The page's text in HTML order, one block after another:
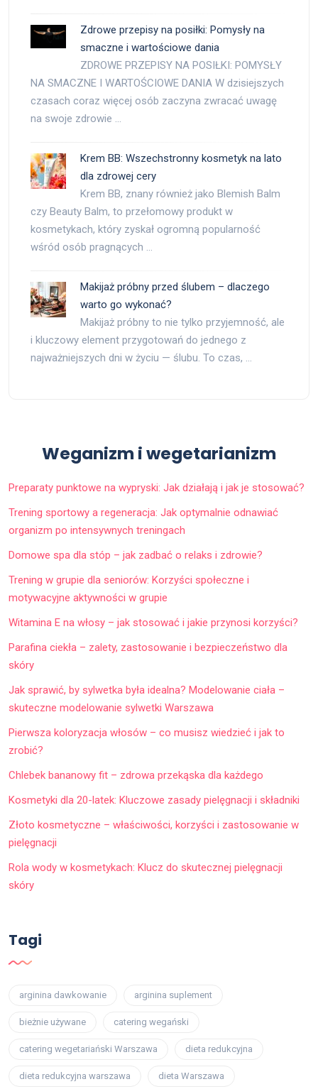
Zdrowe przepisy na posiłki: Pomysły na
smaczne i wartościowe dania
ZDROWE PRZEPISY NA POSIŁKI: POMYSŁY
NA SMACZNE I WARTOŚCIOWE DANIA W dzisiejszych
czasach coraz więcej osób zaczyna zwracać uwagę
na swoje zdrowie …
Krem BB: Wszechstronny kosmetyk na lato
dla zdrowej cery
Krem BB, znany również jako Blemish Balm
czy Beauty Balm, to przełomowy produkt w
kosmetykach, który zyskał ogromną popularność
wśród osób pragnących …
Makijaż próbny przed ślubem – dlaczego
warto go wykonać?
Makijaż próbny to nie tylko przyjemność, ale
i kluczowy element przygotowań do jednego z
najważniejszych dni w życiu — ślubu. To czas, …
Weganizm i wegetarianizm
Preparaty punktowe na wypryski: Jak działają i jak je stosować?
Trening sportowy a regeneracja: Jak optymalnie odnawiać
organizm po intensywnych treningach
Domowe spa dla stóp – jak zadbać o relaks i zdrowie?
Trening w grupie dla seniorów: Korzyści społeczne i
motywacyjne aktywności w grupie
Witamina E na włosy – jak stosować i jakie przynosi korzyści?
Parafina ciekła – zalety, zastosowanie i bezpieczeństwo dla
skóry
Jak sprawić, by sylwetka była idealna? Modelowanie ciała –
skuteczne modelowanie sylwetki Warszawa
Pierwsza koloryzacja włosów – co musisz wiedzieć i jak to
zrobić?
Chlebek bananowy fit – zdrowa przekąska dla każdego
Kosmetyki dla 20-latek: Kluczowe zasady pielęgnacji i składniki
Złoto kosmetyczne – właściwości, korzyści i zastosowanie w
pielęgnacji
Rola wody w kosmetykach: Klucz do skutecznej pielęgnacji
skóry
Tagi
arginina dawkowanie arginina suplement
bieżnie używane catering wegański
catering wegetariański Warszawa dieta redukcyjna
dieta redukcyjna warszawa dieta Warszawa